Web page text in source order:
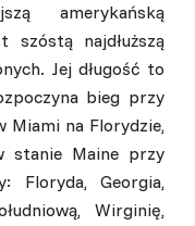
amerykańską
szóstą najdłuższą
Jej długość to
bieg przy
Miami na Florydzie,
stanie Maine przy
Floryda, Georgia,
Wirginię,